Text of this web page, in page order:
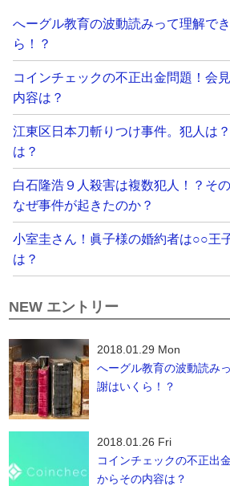
へーグル教育の波動読みって理解で
ら！？
コインチェックの不正出金問題！会
内容は？
江東区日本刀斬りつけ事件。犯人は
は？
白石隆浩９人殺害は複数犯人！？そ
なぜ事件が起きたのか？
小室圭さん！眞子様の婚約者は○○王
は？
NEW エントリー
2018.01.29 Mon
へーグル教育の波動読み
謝はいくら！？
2018.01.26 Fri
コインチェックの不正出
からその内容は？